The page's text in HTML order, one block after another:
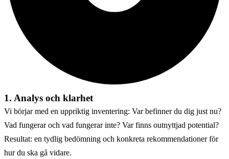
1. Analys och klarhet
Vi börjar med en uppriktig inventering: Var befinner du dig just nu?
Vad fungerar och vad fungerar inte? Var finns outnyttjad potential?
Resultat: en tydlig bedömning och konkreta rekommendationer för
hur du ska gå vidare.